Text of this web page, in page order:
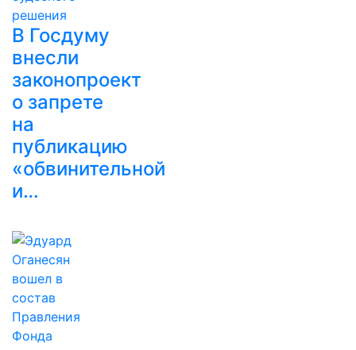
В Госдуму
внесли
законопроект
о запрете
на
публикацию
«обвинительной
и…